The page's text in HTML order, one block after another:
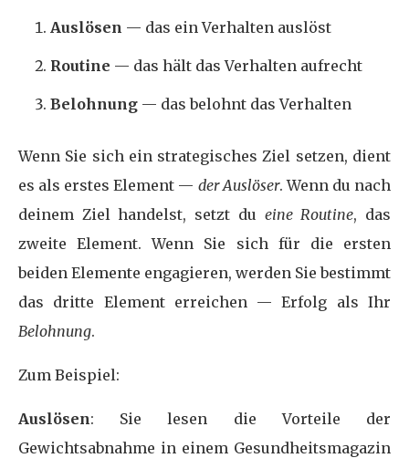
Auslösen — das ein Verhalten auslöst
Routine — das hält das Verhalten aufrecht
Belohnung — das belohnt das Verhalten
Wenn Sie sich ein strategisches Ziel setzen, dient
es als erstes Element — der Auslöser. Wenn du nach
deinem Ziel handelst, setzt du eine Routine, das
zweite Element. Wenn Sie sich für die ersten
beiden Elemente engagieren, werden Sie bestimmt
das dritte Element erreichen — Erfolg als Ihr
Belohnung.
Zum Beispiel:
Auslösen: Sie lesen die Vorteile der
Gewichtsabnahme in einem Gesundheitsmagazin